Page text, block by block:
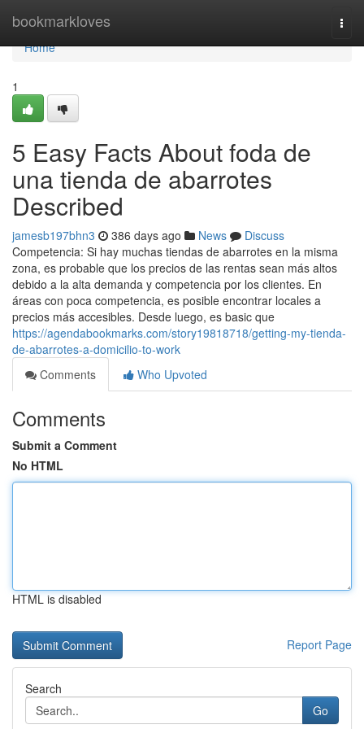
bookmarkloves
Home
Home
1
5 Easy Facts About foda de
una tienda de abarrotes
Described
jamesb197bhn3 386 days ago News
Discuss
Competencia: Si hay muchas tiendas de abarrotes en la misma
zona, es probable que los precios de las rentas sean más altos
debido a la alta demanda y competencia por los clientes. En
áreas con poca competencia, es posible encontrar locales a
precios más accesibles. Desde luego, es basic que
https://agendabookmarks.com/story19818718/getting-my-tienda-
de-abarrotes-a-domicilio-to-work
Comments
Who Upvoted
Comments
Submit a Comment
No HTML
HTML is disabled
Report Page
Search
Go